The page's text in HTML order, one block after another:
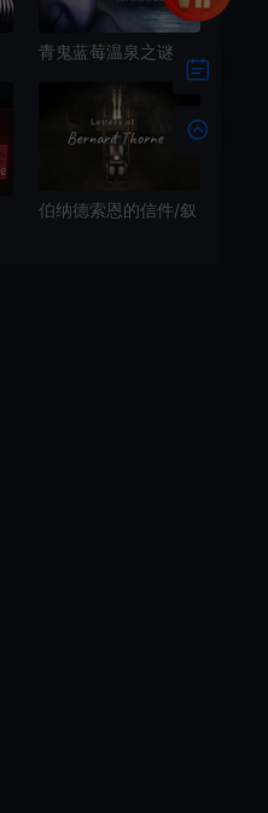
青鬼蓝莓温泉之谜
(Aooni：The Horror
of Blueberry Onsen)
生存恐怖逃脱游戏|下
伯纳德索恩的信件/叙